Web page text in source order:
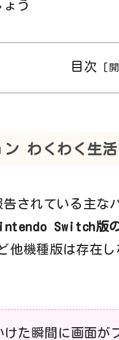
う
目次
ン わくわく生
されている主な
Switch版
他機種版は存在
た瞬間に画面が